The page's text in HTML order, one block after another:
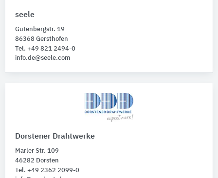
seele
Gutenbergstr. 19
86368 Gersthofen
Tel. +49 821 2494-0
info.de@seele.com
Dorstener Drahtwerke
Marler Str. 109
46282 Dorsten
Tel. +49 2362 2099-0